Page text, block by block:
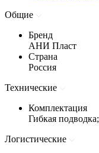
Общие
Бренд
АНИ Пласт
Страна
Россия
Технические
Комплектация
Гибкая
Логистические